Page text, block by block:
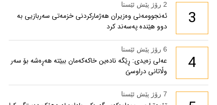
3
2 رۆژ پێش ئێستا
ئەنجوومەنی وەزیران هەژمارکردنی خزمەتی سەربازیی بە
دوو هێندە پەسەند کرد
4
6 رۆژ پێش ئێستا
عەلی زەیدی: ڕێگە نادەین خاکەکەمان ببێتە هەڕەشە بۆ سەر
وڵاتانی دراوسێ
7 رۆژ پێش ئێستا